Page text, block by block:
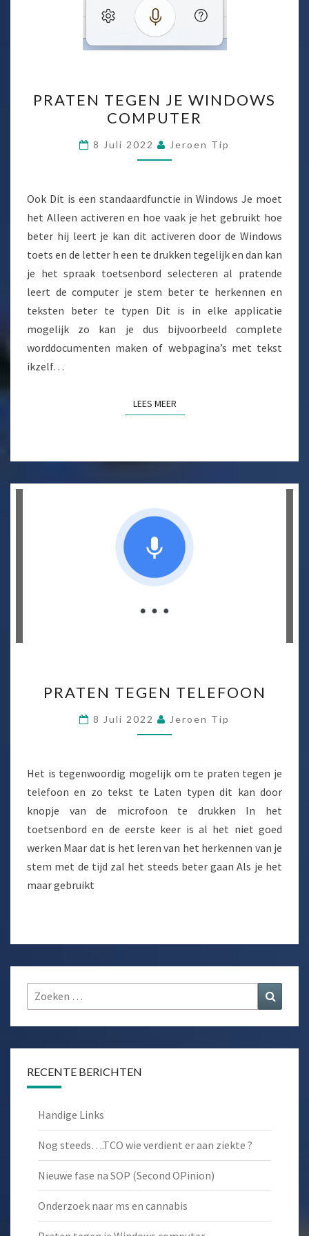
TEGEN
JE
WINDOWS
COMPUTER
PRATEN TEGEN JE WINDOWS
COMPUTER
8 Juli 2022 Jeroen Tip
Ook Dit is een standaardfunctie in Windows Je moet
het Alleen activeren en hoe vaak je het gebruikt hoe
beter hij leert je kan dit activeren door de Windows
toets en de letter h een te drukken tegelijk en dan kan
je het spraak toetsenbord selecteren al pratende
leert de computer je stem beter te herkennen en
teksten beter te typen Dit is in elke applicatie
mogelijk zo kan je dus bijvoorbeeld complete
worddocumenten maken of webpagina’s met tekst
ikzelf…
LEES MEERLEES MEER
TEGEN
TELEFOON
PRATEN TEGEN TELEFOON
8 Juli 2022 Jeroen Tip
Het is tegenwoordig mogelijk om te praten tegen je
telefoon en zo tekst te Laten typen dit kan door
knopje van de microfoon te drukken In het
toetsenbord en de eerste keer is al het niet goed
werken Maar dat is het leren van het herkennen van je
stem met de tijd zal het steeds beter gaan Als je het
maar gebruikt
Zoeken
naar:
RECENTE BERICHTEN
Handige Links
Nog steeds….TCO wie verdient er aan ziekte ?
Nieuwe fase na SOP (Second OPinion)
Onderzoek naar ms en cannabis